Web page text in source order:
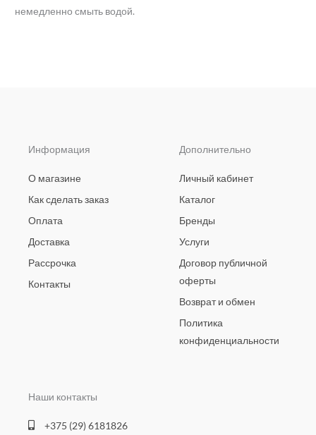
немедленно смыть водой.
Информация
О магазине
Как сделать заказ
Оплата
Доставка
Рассрочка
Контакты
Дополнительно
Личный кабинет
Каталог
Бренды
Услуги
Договор публичной
оферты
Возврат и обмен
Политика
конфиденциальности
Наши контакты
+375 (29) 6181826